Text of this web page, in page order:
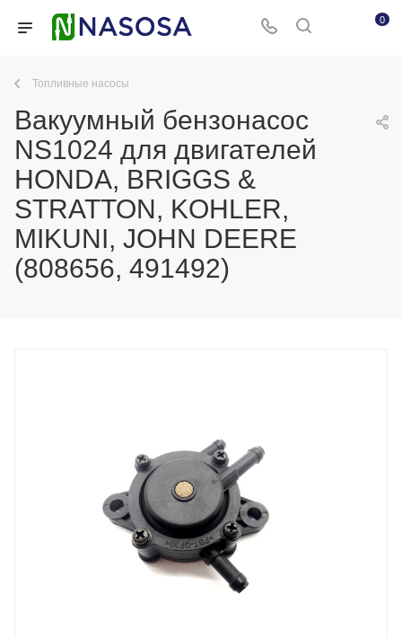
0
Топливные насосы
Вакуумный бензонасос
NS1024 для двигателей
HONDA, BRIGGS &
STRATTON, KOHLER,
MIKUNI, JOHN DEERE
(808656, 491492)